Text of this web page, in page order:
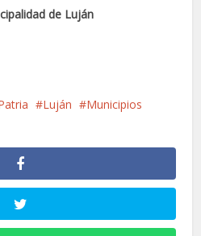
de Luján
Luján
Municipios